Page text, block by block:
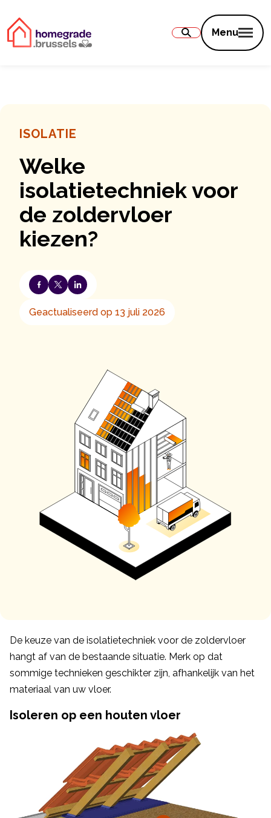
Menu
ISOLATIE
Welke
isolatietechniek voor
de zoldervloer
kiezen?
Geactualiseerd op 13 juli 2026
De keuze van de isolatietechniek voor de zoldervloer
hangt af van de bestaande situatie. Merk op dat
sommige technieken geschikter zijn, afhankelijk van het
materiaal van uw vloer.
Isoleren op een houten vloer